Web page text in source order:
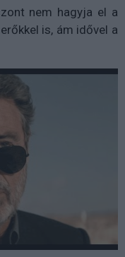
nem hagyja el a
is, ám idővel a